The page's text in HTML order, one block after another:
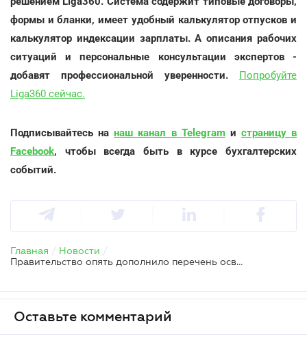
формы и бланки, имеет удобный калькулятор отпусков и
калькулятор индексации зарплаты. А описания рабочих
ситуаций и персональные консультации экспертов -
добавят профессиональной уверенности. Попробуйте
Liga360 сейчас.
Подписывайтесь нанаш канал в Telegramи страницу в
Facebook, чтобы всегда быть в курсе бухгалтерских
событий.
Главная / Новости /
Правительство опять дополнило перечень освобожденных от НДС товаров
Оставьте комментарий